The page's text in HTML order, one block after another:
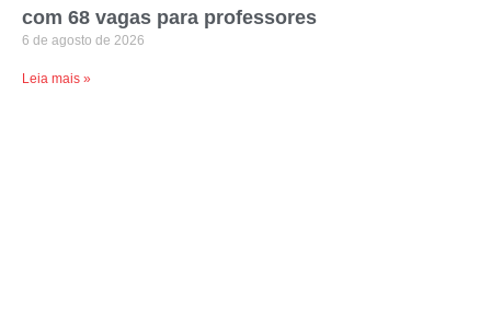
com 68 vagas para professores
6 de agosto de 2026
Leia mais »